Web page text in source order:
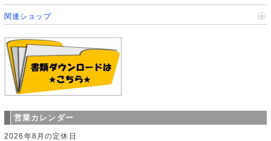
関連ショップ
営業カレンダー
2026年8月の定休日